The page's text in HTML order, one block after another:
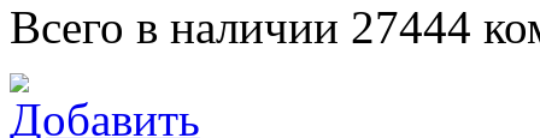
Всего в наличии 27444